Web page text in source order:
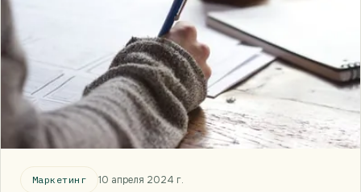
Маркетинг 10 апреля 2024 г.